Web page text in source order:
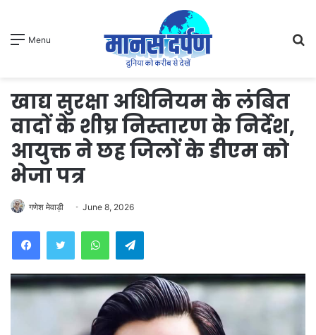
Menu
खाद्य सुरक्षा अधिनियम के लंबित
वादों के शीघ्र निस्तारण के निर्देश,
आयुक्त ने छह जिलों के डीएम को
भेजा पत्र
गणेश मेवाड़ी June 8, 2026
WhatsAppTelegram